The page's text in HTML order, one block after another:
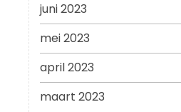
juni 2023
mei 2023
april 2023
maart 2023